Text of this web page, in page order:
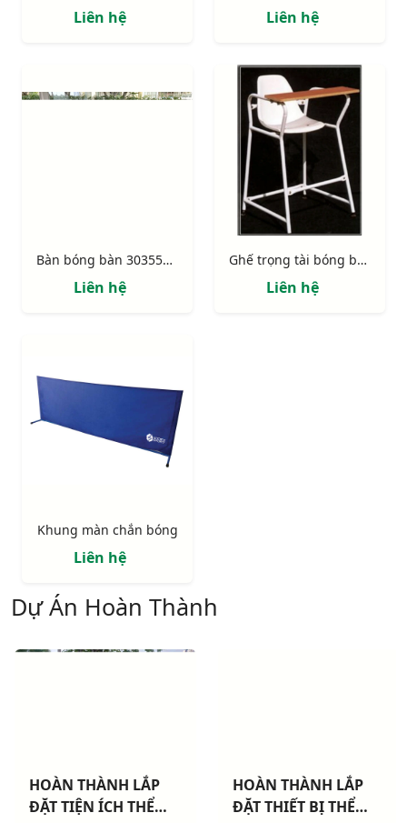
Liên hệ Liên hệ
Bàn bóng bàn 303551 thi đấu
Liên hệ
Ghế trọng tài bóng bàn 302359
Liên hệ
Khung màn chắn bóng
Liên hệ
Dự Án Hoàn Thành
HOÀN THÀNH LẮP
ĐẶT TIỆN ÍCH THỂ
HOÀN THÀNH LẮP
ĐẶT THIẾT BỊ THỂ